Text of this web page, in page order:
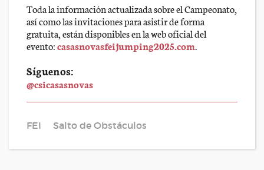
Toda la información actualizada sobre el Campeonato,
así como las invitaciones para asistir de forma
gratuita, están disponibles en la web oficial del
evento:casasnovasfeijumping2025.com.
Síguenos:
@csicasasnovas
FEI Salto de Obstáculos